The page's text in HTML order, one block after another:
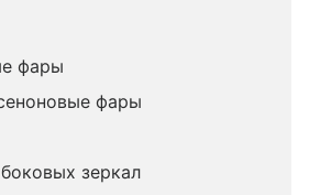
фары
фары
зеркал